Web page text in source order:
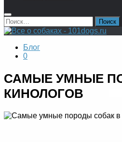
Найти:
Блог
0
САМЫЕ УМНЫЕ
КИНОЛОГОВ